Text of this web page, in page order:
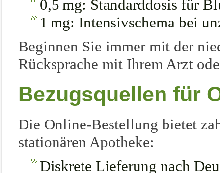
0,5 mg: Standarddosis für
1 mg: Intensivschema bei
Beginnen Sie immer mit der
Rücksprache mit Ihrem Arzt
Bezugsquellen für
Die Online-Bestellung bietet
stationären Apotheke:
Diskrete Lieferung nach